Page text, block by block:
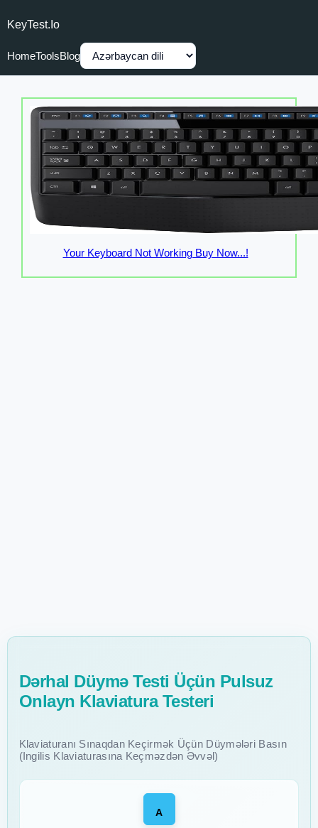
KeyTest.io
HomeToolsBlog
Your Keyboard Not Working Buy Now...!
Dərhal Düymə Testi Üçün Pulsuz
Onlayn Klaviatura Testeri
Klaviaturanı Sınaqdan Keçirmək Üçün Düymələri Basın
(ingilis Klaviaturasına Keçməzdən Əvvəl)
A